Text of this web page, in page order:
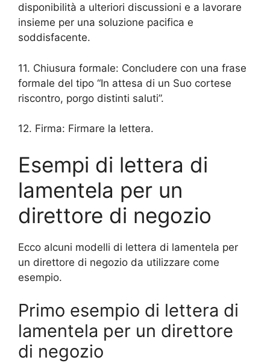
disponibilità a ulteriori discussioni e a lavorare
insieme per una soluzione pacifica e
soddisfacente.
11. Chiusura formale: Concludere con una frase
formale del tipo “In attesa di un Suo cortese
riscontro, porgo distinti saluti”.
12. Firma: Firmare la lettera.
Esempi di lettera di
lamentela per un
direttore di negozio
Ecco alcuni modelli di lettera di lamentela per
un direttore di negozio da utilizzare come
esempio.
Primo esempio di lettera di
lamentela per un direttore
di negozio